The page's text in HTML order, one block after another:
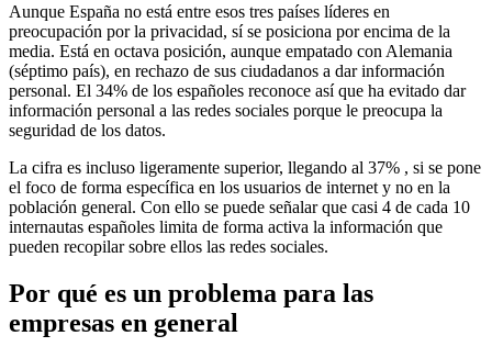
Aunque España no está entre esos tres países líderes en
preocupación por la privacidad, sí se posiciona por encima de la
media. Está en octava posición, aunque empatado con Alemania
(séptimo país), en rechazo de sus ciudadanos a dar información
personal. El 34% de los españoles reconoce así que ha evitado dar
información personal a las redes sociales porque le preocupa la
seguridad de los datos.
La cifra es incluso ligeramente superior, llegando al 37% , si se pone
el foco de forma específica en los usuarios de internet y no en la
población general. Con ello se puede señalar que casi 4 de cada 10
internautas españoles limita de forma activa la información que
pueden recopilar sobre ellos las redes sociales.
Por qué es un problema para las
empresas en general